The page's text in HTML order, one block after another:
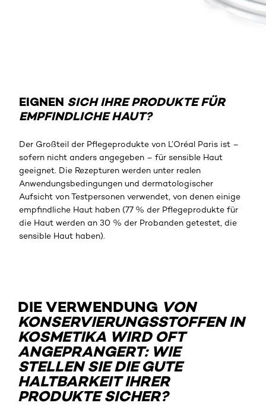
EIGNEN SICH IHRE PRODUKTE FÜR
EMPFINDLICHE HAUT?
Der Großteil der Pflegeprodukte von L’Oréal Paris ist –
sofern nicht anders angegeben – für sensible Haut
geeignet. Die Rezepturen werden unter realen
Anwendungsbedingungen und dermatologischer
Aufsicht von Testpersonen verwendet, von denen einige
empfindliche Haut haben (77 % der Pflegeprodukte für
die Haut werden an 30 % der Probanden getestet, die
sensible Haut haben).
DIE VERWENDUNG VON
KONSERVIERUNGSSTOFFEN IN
KOSMETIKA WIRD OFT
ANGEPRANGERT: WIE
STELLEN SIE DIE GUTE
HALTBARKEIT IHRER
PRODUKTE SICHER?